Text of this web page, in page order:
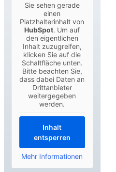
Sie sehen gerade
einen
Platzhalterinhalt von
HubSpot. Um auf
den eigentlichen
Inhalt zuzugreifen,
klicken Sie auf die
Schaltfläche unten.
Bitte beachten Sie,
dass dabei Daten an
Drittanbieter
weitergegeben
werden.
Inhalt
entsperren
Mehr Informationen